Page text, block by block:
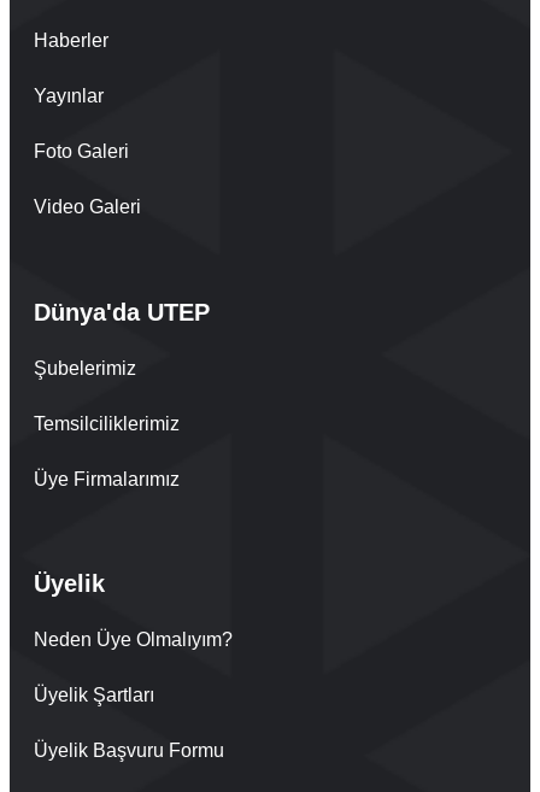
Haberler
Yayınlar
Foto Galeri
Video Galeri
Dünya'da UTEP
Şubelerimiz
Temsilciliklerimiz
Üye Firmalarımız
Üyelik
Neden Üye Olmalıyım?
Üyelik Şartları
Üyelik Başvuru Formu